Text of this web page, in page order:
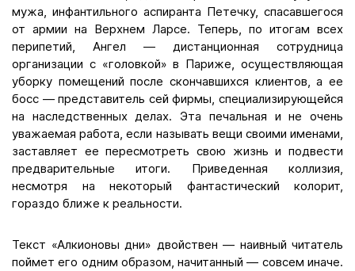
мужа, инфантильного аспиранта Петечку, спасавшегося
от армии на Верхнем Ларсе. Теперь, по итогам всех
перипетий, Ангел — дистанционная сотрудница
организации с «головкой» в Париже, осуществляющая
уборку помещений после скончавшихся клиентов, а ее
босс — представитель сей фирмы, специализирующейся
на наследственных делах. Эта печальная и не очень
уважаемая работа, если называть вещи своими именами,
заставляет ее пересмотреть свою жизнь и подвести
предварительные итоги. Приведенная коллизия,
несмотря на некоторый фантастический колорит,
гораздо ближе к реальности.
Текст «Алкионовы дни» двойствен — наивный читатель
поймет его одним образом, начитанный — совсем иначе.